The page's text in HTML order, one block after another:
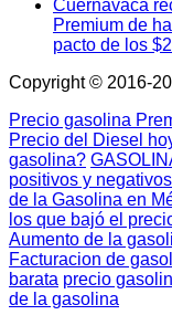
Cuernavaca
Premium de
pacto de los
Copyright © 2016-
Precio gasolina
Precio del Diesel
gasolina?
positivos y
de la Gasolina en
los que bajó el
Aumento de la
Facturacion de
barata precio
de la gasolina